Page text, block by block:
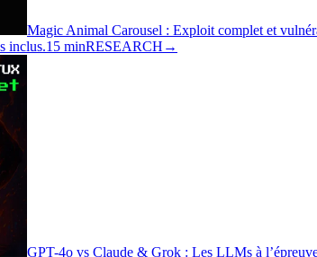
Magic Animal Carousel : Exploit complet et
inclus.15 minRESEARCH →
GPT-4o vs Claude & Grok : Les LLMs à